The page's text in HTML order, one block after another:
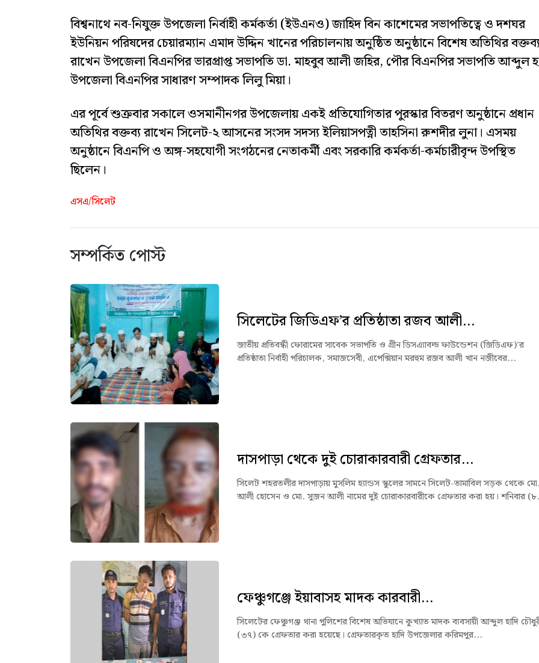
বিশ্বনাথে নব-নিযুক্ত উপজেলা নির্বাহী কর্মকর্তা (ইউএনও) জাহিদ বিন কাশেমের সভাপতিত্বে ও দশঘর
ইউনিয়ন পরিষদের চেয়ারম্যান এমাদ উদ্দিন খানের পরিচালনায় অনুষ্ঠিত অনুষ্ঠানে বিশেষ অতিথির
রাখেন উপজেলা বিএনপির ভারপ্রাপ্ত সভাপতি ডা. মাহবুব আলী জহির, পৌর বিএনপির সভাপতি আব্দুল
উপজেলা বিএনপির সাধারণ সম্পাদক লিলু মিয়া।
এর পূর্বে শুক্রবার সকালে ওসমানীনগর উপজেলায় একই প্রতিযোগিতার পুরস্কার বিতরণ অনুষ্ঠানে প্রধান
অতিথির বক্তব্য রাখেন সিলেট-২ আসনের সংসদ সদস্য ইলিয়াসপত্নী তাহসিনা রুশদীর লুনা। এসময়
অনুষ্ঠানে বিএনপি ও অঙ্গ-সহযোগী সংগঠনের নেতাকর্মী এবং সরকারি কর্মকর্তা-কর্মচারীবৃন্দ উপস্থিত
ছিলেন।
এসএ/সিলেট
সম্পর্কিত পোস্ট
সিলেটের জিডিএফ’র প্রতিষ্ঠাতা রজব আলী...
জাতীয় প্রতিবন্ধী ফোরামের সাবেক সভাপতি ও গ্রীন ডিসএ্যাবল্ড ফাউন্ডেশন (জিডিএফ)’র
প্রতিষ্ঠাতা নির্বাহী পরিচালক, সমাজসেবী, এপেক্সিয়ান মরহুম রজব আলী খান নজীবের...
দাসপাড়া থেকে দুই চোরাকারবারী গ্রেফতার...
সিলেট শহরতলীর দাসপাড়ায় মুসলিম হ্যান্ডস স্কুলের সামনে সিলেট-তামাবিল সড়ক থেকে মো.
আলী হোসেন ও মো. সুজন আলী নামের দুই চোরাকারবারীকে গ্রেফতার করা হয়। শনিবার
ফেঞ্চুগঞ্জে ইয়াবাসহ মাদক কারবারী...
সিলেটের ফেঞ্চুগঞ্জ থানা পুলিশের বিশেষ অভিযানে কুখ্যাত মাদক ব্যবসায়ী আব্দুল হাদি
(৩৭) কে গ্রেফতার করা হয়েছে। গ্রেফতারকৃত হাদি উপজেলার করিমপুর...